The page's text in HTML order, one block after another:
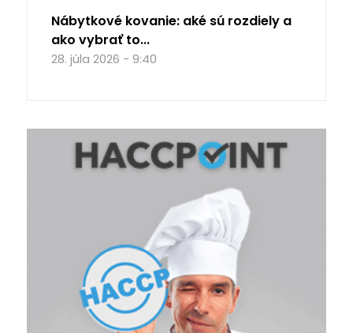
Nábytkové kovanie: aké sú rozdiely a
ako vybrať to...
28. júla 2026 - 9:40